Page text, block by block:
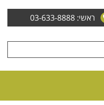
ראשי: 03-633-8888